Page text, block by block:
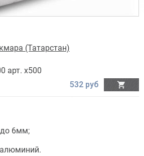
(Татарстан)
арт. х500

532 руб
до 6мм;